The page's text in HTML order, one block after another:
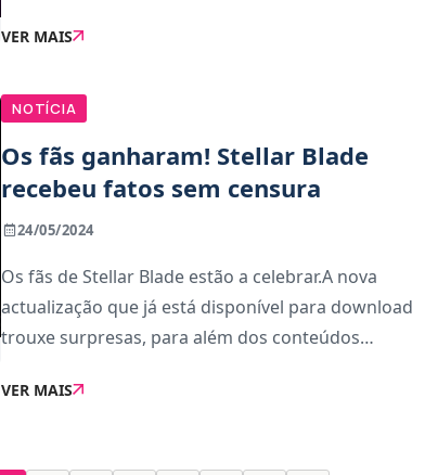
base no livro “Kaiser Karl”. Para celebrar
VER MAIS
NOTÍCIA
Os fãs ganharam! Stellar Blade
recebeu fatos sem censura
24/05/2024
Os fãs de Stellar Blade estão a celebrar.A nova
actualização que já está disponível para download
trouxe surpresas, para além dos conteúdos
Challenge e novos fatos para desbloquear. Depois de
VER MAIS